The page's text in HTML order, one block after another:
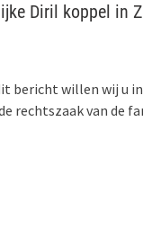
Diril koppel in
bericht willen wij u
rechtszaak van de